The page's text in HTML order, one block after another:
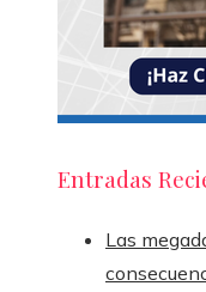
Entradas
Las